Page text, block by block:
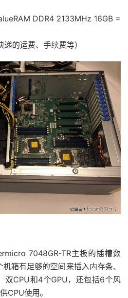
DDR4 2133MHz 16GB =
的运费、手续费等）
7048GR-TR主板的插槽数
箱有足够的空间来插入内存条、
双CPU和4个GPU，还包括6个风
CPU使用。